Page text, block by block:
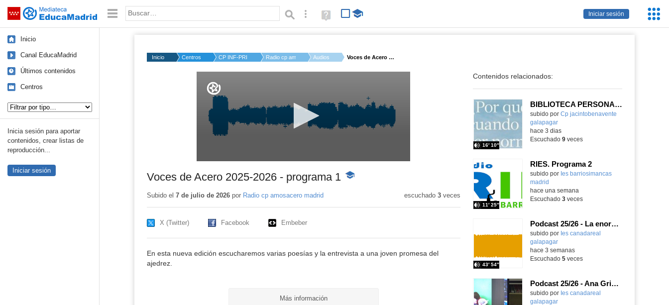
Saltar navegación
Iniciar sesión
Palabra o frase: Búsqueda avanzada
Ayuda
(en
Inicio
Canal EducaMadrid
Últimos contenidos
Centros
Inicia sesión para aportar
contenidos, crear listas de
reproducción...
Iniciar sesión
Inicio Centros CP INF-PRI AMOS ACER...Radio cp amosacero ...Audios Voces de Acero 2025-...
50%
Voces de Acero 2025-2026 - programa 1 -
Subido el 7 de julio de 2026por Radio cp amosacero madrid escuchado 3veces
X (Twitter) Facebook Embeber
En esta nueva edición escucharemos varias poesías y la entrevista a una joven promesa del
ajedrez.
Más información
Contenidos relacionados:
BIBLIOTECA PERSONAL 9: ¿Por qué ser feliz cuando puedes ser normal?
Contenido educativo.
subido por Cp jacintobenavente
galapagar
16′ 10″
-
hace 3 dias
Escuchado 9veces
RIES. Programa 2
Contenido educativo.
subido por Ies barriosimancas
madrid
11′ 25″
hace una semana
Escuchado 3veces
Podcast 25/26 - La enorme responsabilidad de ser juez
subido por Ies canadareal
galapagar
43′ 54″
-
hace 3 semanas
Escuchado 5veces
Podcast 25/26 - Ana Griott y los cuentos de las voces olvidadas
subido por Ies canadareal
galapagar-